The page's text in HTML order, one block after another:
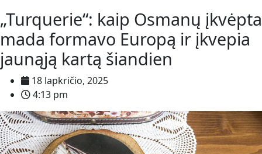
„Turquerie“: kaip Osmanų įkvėpta
mada formavo Europą ir įkvepia
jaunąją kartą šiandien
18 lapkričio, 2025
4:13 pm